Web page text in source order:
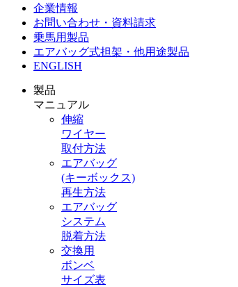
企業情報
お問い合わせ・資料請求
乗馬用製品
エアバッグ式担架・他用途製品
ENGLISH
製品
マニュアル
伸縮
ワイヤー
取付方法
エアバッグ
(キーボックス)
再生方法
エアバッグ
システム
脱着方法
交換用
ボンベ
サイズ表